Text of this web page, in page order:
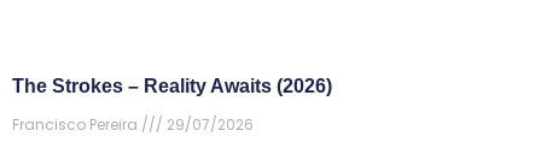
The Strokes – Reality Awaits (2026)
Francisco Pereira
29/07/2026